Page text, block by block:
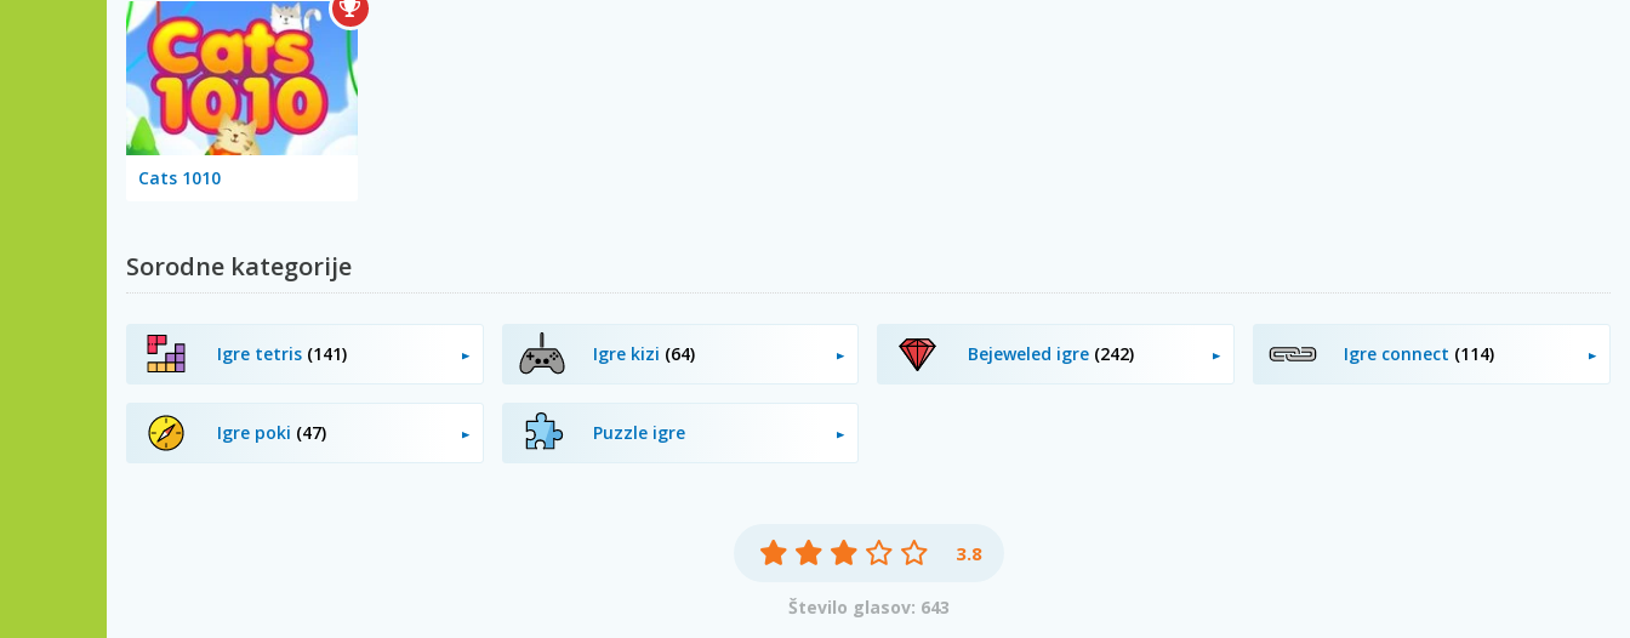
Cats 1010
Sorodne kategorije
Igre tetris (141) Igre kizi (64) Bejeweled igre (242) Igre connect (114)
Igre poki (47) Puzzle igre
3.8
Število glasov: 643